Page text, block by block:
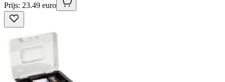
Prijs: 23.49 euro